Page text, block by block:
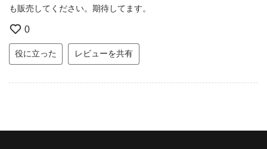
も販売してください。期待してます。
0
役に立った レビューを共有